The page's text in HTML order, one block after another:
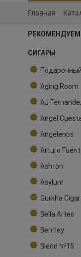
Главная
СИГАРЫ
Aging Room
AJ
Angel
Angelenos
Arturo
Ashton
Asylum
Gurkha
Bella Artes
Bentley
Blend №15